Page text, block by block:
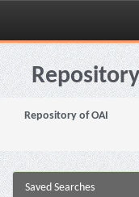
Skip
navigation
Repository of OAI
Saved Searches